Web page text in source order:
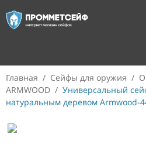
Главная / Сейфы для оружия /
ARMWOOD / Универсальный
натуральным деревом Armwood-